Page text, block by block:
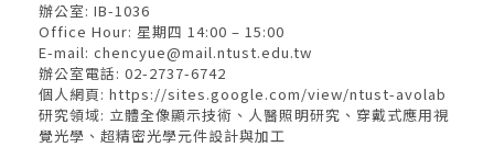
辦公室: IB-1036
Office Hour: 星期四 14:00 – 15:00
E-mail: chencyue@mail.ntust.edu.tw
辦公室電話: 02-2737-6742
個人網頁: https://sites.google.com/view/ntust-avolab
研究領域: 立體全像顯示技術、人醫照明研究、穿戴式應用視
覺光學、超精密光學元件設計與加工